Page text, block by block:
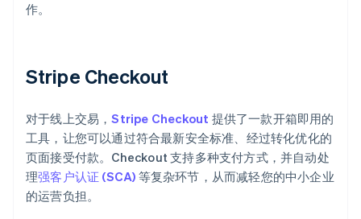
作。
Stripe Checkout
对于线上交易，Stripe Checkout 提供了一款开箱即用的
工具，让您可以通过符合最新安全标准、经过转化优化的
页面接受付款。Checkout 支持多种支付方式，并自动处
理强客户认证 (SCA) 等复杂环节，从而减轻您的中小企业
的运营负担。